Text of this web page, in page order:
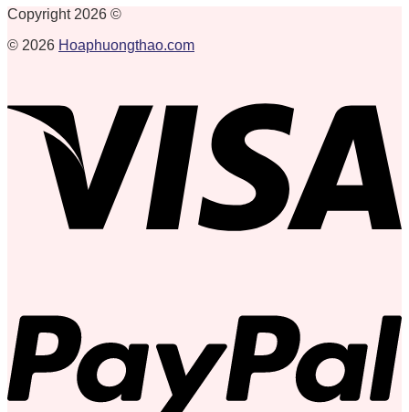
Copyright 2026 ©
© 2026 Hoaphuongthao.com